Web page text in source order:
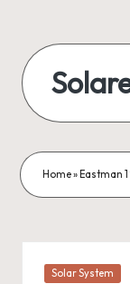
content
बिजली
Home» Eastman 1
Posted
Solar System